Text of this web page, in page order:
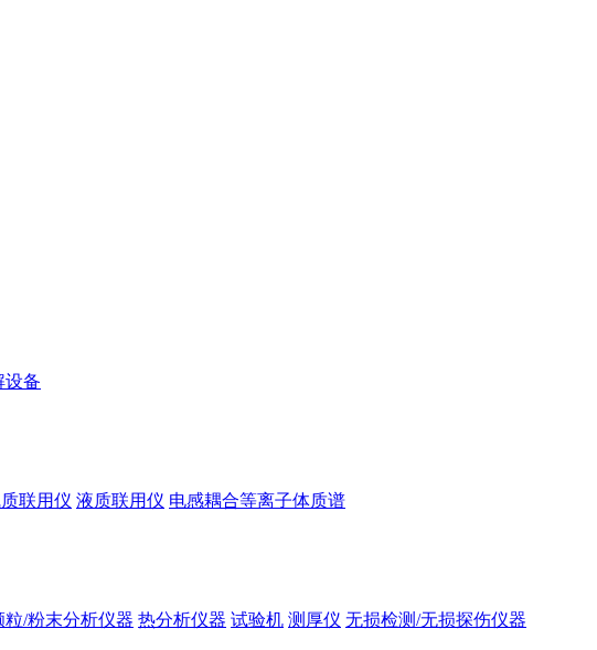
设备
联用仪 液质联用仪 电感耦合等离子体质谱
粒/粉末分析仪器 热分析仪器 试验机 测厚仪 无损检测/无损探伤仪器